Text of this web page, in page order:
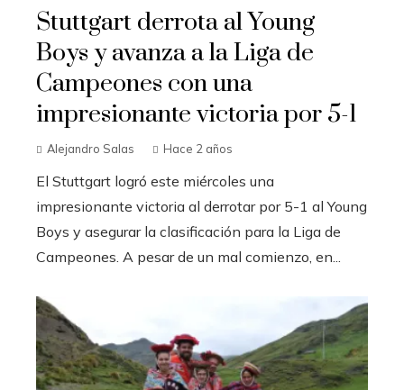
Stuttgart derrota al Young
Boys y avanza a la Liga de
Campeones con una
impresionante victoria por 5-1
Alejandro Salas Hace 2 años
El Stuttgart logró este miércoles una
impresionante victoria al derrotar por 5-1 al Young
Boys y asegurar la clasificación para la Liga de
Campeones. A pesar de un mal comienzo, en...